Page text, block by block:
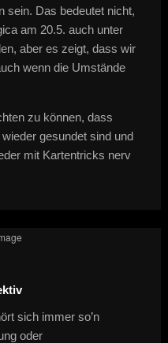
sein. Das bedeutet nicht,
am 20.5. auch unter
aber es zeigt, dass wir
wenn die Umstände
zu können, dass
gesundet sind und
mit Kartentricks nerv
sich immer so’n
oder